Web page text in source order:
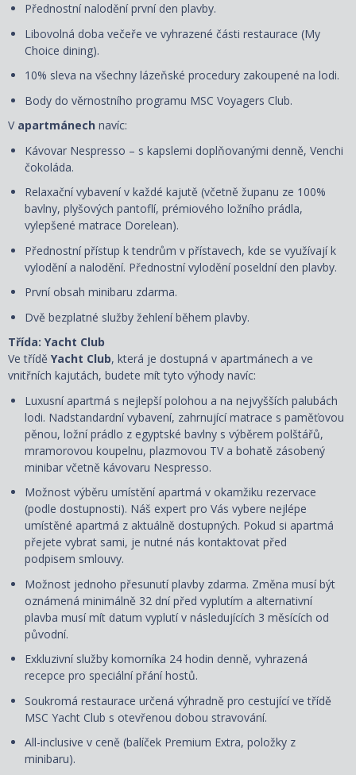
Přednostní nalodění první den plavby.
Libovolná doba večeře ve vyhrazené části restaurace (My
Choice dining).
10% sleva na všechny lázeňské procedury zakoupené na lodi.
Body do věrnostního programu MSC Voyagers Club.
V apartmánech navíc:
Kávovar Nespresso – s kapslemi doplňovanými denně, Venchi
čokoláda.
Relaxační vybavení v každé kajutě (včetně županu ze 100%
bavlny, plyšových pantoflí, prémiového ložního prádla,
vylepšené matrace Dorelean).
Přednostní přístup k tendrům v přístavech, kde se využívají k
vylodění a nalodění. Přednostní vylodění poseldní den plavby.
První obsah minibaru zdarma.
Dvě bezplatné služby žehlení během plavby.
Třída: Yacht Club
Ve třídě Yacht Club, která je dostupná v apartmánech a ve
vnitřních kajutách, budete mít tyto výhody navíc:
Luxusní apartmá s nejlepší polohou a na nejvyšších palubách
lodi. Nadstandardní vybavení, zahrnující matrace s paměťovou
pěnou, ložní prádlo z egyptské bavlny s výběrem polštářů,
mramorovou koupelnu, plazmovou TV a bohatě zásobený
minibar včetně kávovaru Nespresso.
Možnost výběru umístění apartmá v okamžiku rezervace
(podle dostupnosti). Náš expert pro Vás vybere nejlépe
umístěné apartmá z aktuálně dostupných. Pokud si apartmá
přejete vybrat sami, je nutné nás kontaktovat před
podpisem smlouvy.
Možnost jednoho přesunutí plavby zdarma. Změna musí být
oznámená minimálně 32 dní před vyplutím a alternativní
plavba musí mít datum vyplutí v následujících 3 měsících od
původní.
Exkluzivní služby komorníka 24 hodin denně, vyhrazená
recepce pro speciální přání hostů.
Soukromá restaurace určená výhradně pro cestující ve třídě
MSC Yacht Club s otevřenou dobou stravování.
All-inclusive v ceně (balíček Premium Extra, položky z
minibaru).